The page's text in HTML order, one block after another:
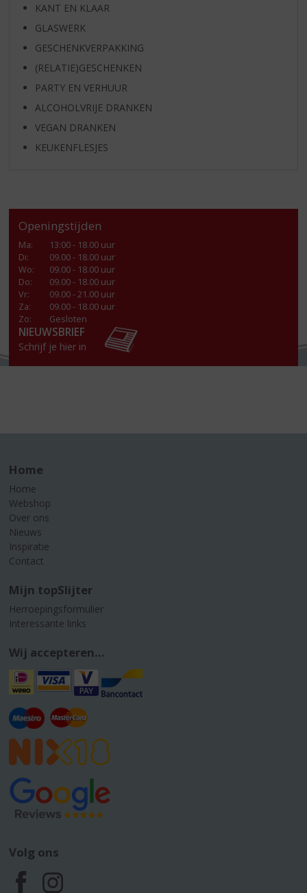
KANT EN KLAAR
GLASWERK
GESCHENKVERPAKKING
(RELATIE)GESCHENKEN
PARTY EN VERHUUR
ALCOHOLVRIJE DRANKEN
VEGAN DRANKEN
KEUKENFLESJES
Openingstijden
Ma:
13:00 - 18.00 uur
Di:
09.00 - 18.00 uur
Wo:
09.00 - 18.00 uur
Do:
09.00 - 18.00 uur
Vr:
09.00 - 21.00 uur
Za:
09.00 - 18.00 uur
Zo:
Gesloten
NIEUWSBRIEF
Schrijf je hier in
Home
Home
Webshop
Over ons
Nieuws
Inspiratie
Contact
Mijn topSlijter
Herroepingsformulier
Interessante links
Wij accepteren...
Volg ons
F I